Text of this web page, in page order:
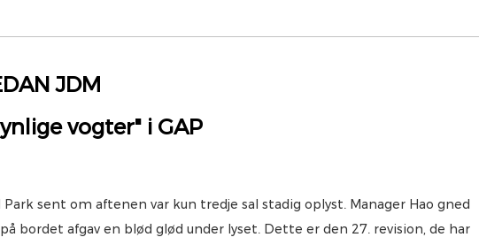
JDM
vogter" i GAP
Park sent om aftenen var kun tredje sal stadig oplyst. Manager Hao gned
bordet afgav en blød glød under lyset. Dette er den 27. revision, de har